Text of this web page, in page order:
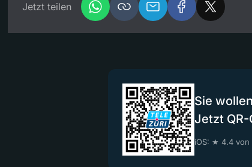
Jetzt teilen
Sie
Jetzt
iOS: ★ 4.4 von